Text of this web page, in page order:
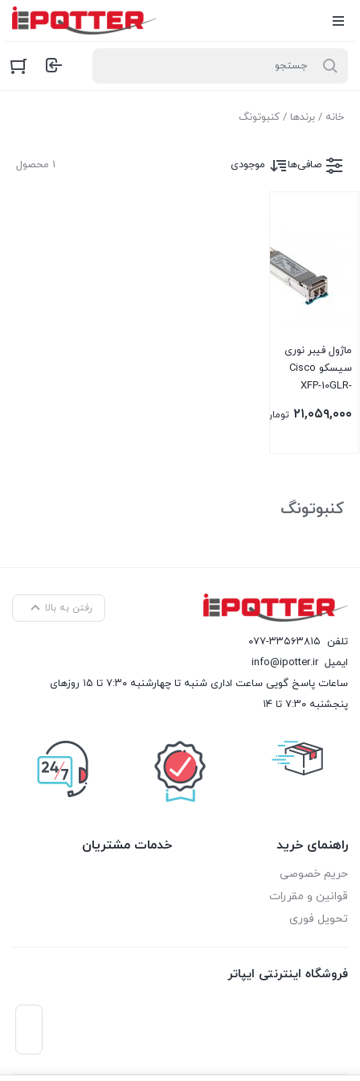
خانه / برندها / کنبوتونگ
۱ محصول صافی‌ها موجودی
ماژول فیبر نوری
سیسکو Cisco
XFP-10GLR-
۲۱,۰۵۹,۰۰۰ تومان
کنبوتونگ
رفتن به بالا
تلفن ۰۷۷-۳۳۵۶۳۸۱۵
ایمیلinfo@ipotter.ir
ساعات پاسخ گویی ساعت اداری شنبه تا چهارشنبه ۷:۳۰ تا ۱۵ روزهای
پنجشنبه ۷:۳۰ تا ۱۴
راهنمای خرید
حریم خصوصی
قوانین و مقررات
تحویل فوری
خدمات مشتریان
فروشگاه اینترنتی ایپاتر